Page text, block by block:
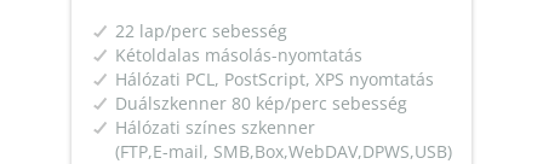
22 lap/perc sebesség
Kétoldalas másolás-nyomtatás
Hálózati PCL, PostScript, XPS nyomtatás
Duálszkenner 80 kép/perc sebesség
Hálózati színes szkenner
(FTP,E-mail, SMB,Box,WebDAV,DPWS,USB)